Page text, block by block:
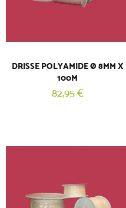
DRISSE POLYAMIDE Ø 8MM X
100M
82,95 €